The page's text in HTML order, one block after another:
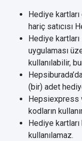
Hediye
hariç satıcısı
Hediye
uygulaması
kullanılabilir,
(bir) adet
Hepsiexpress
kodların
Hediye
kullanılamaz.